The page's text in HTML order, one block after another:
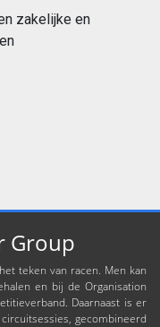
zakelijke en
Group
teken van racen. Men kan
en bij de Organisation
Daarnaast is er
gecombineerd